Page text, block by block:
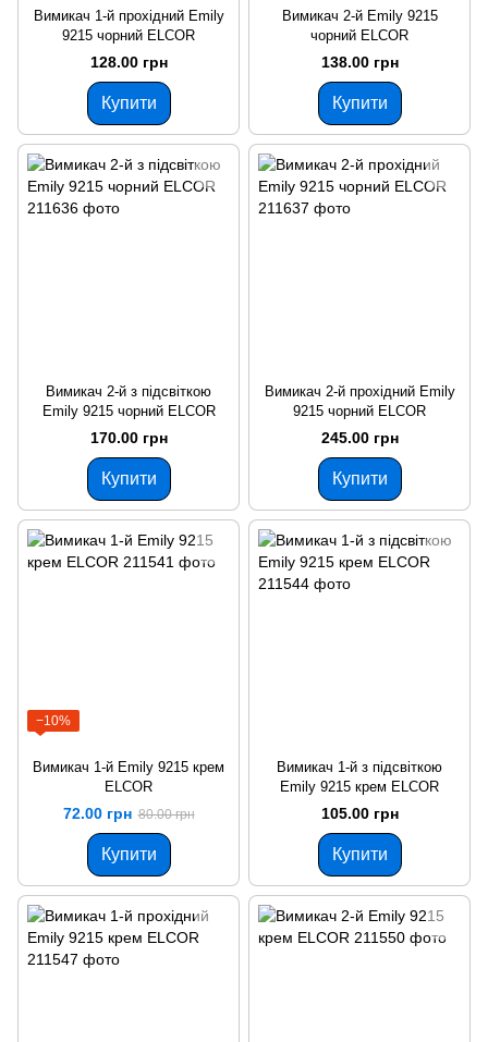
Вимикач 1-й прохідний Emily
9215 чорний ELCOR
128.00 грн
Купити
Вимикач 2-й Emily 9215
чорний ЕLCOR
138.00 грн
Купити
Вимикач 2-й з підсвіткою
Emily 9215 чорний ELCOR
170.00 грн
Купити
Вимикач 2-й прохідний Emily
9215 чорний ELCOR
245.00 грн
Купити
−10%
Вимикач 1-й Emily 9215 крем
ЕLCOR
72.00 грн 80.00 грн
Купити
Вимикач 1-й з підсвіткою
Emily 9215 крем ELCOR
105.00 грн
Купити